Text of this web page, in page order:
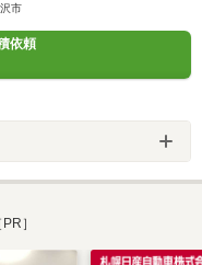
市
依頼
PR］